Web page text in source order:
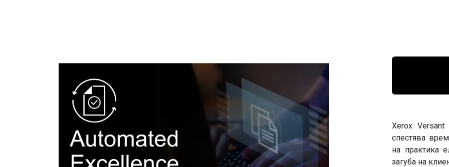
Xerox Versant
спестява
на практика
загуба на